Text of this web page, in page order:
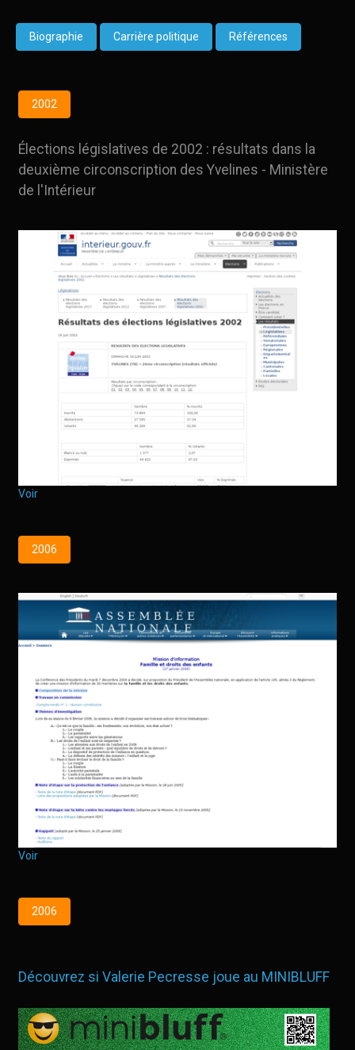
Biographie Carrière politique Références
2002
Élections législatives de 2002 : résultats dans la
deuxième circonscription des Yvelines - Ministère
de l'Intérieur
Voir
2006
Voir
2006
Découvrez si Valerie Pecresse joue au MINIBLUFF